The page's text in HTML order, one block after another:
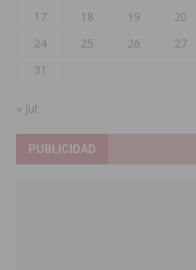
17
18 19 20
24
25 26 27
31
« Jul
PUBLICIDAD